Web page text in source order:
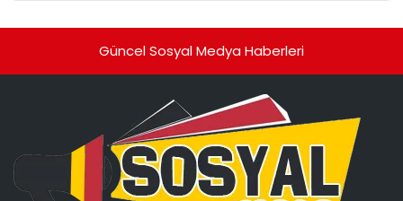
Güncel Sosyal Medya Haberleri